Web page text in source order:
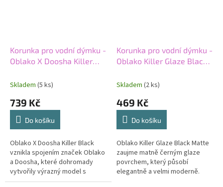
Korunka pro vodní dýmku -
Oblako X Doosha Killer
Skladem (5 ks)
739 Kč
Do košíku
Oblako X Doosha Killer Black
vznikla spojením značek Oblako
a Doosha, které dohromady
vytvořily výrazný model s
moderním tmavým designem.
Korunka pro vodní dýmku -
Oblako Killer Glaze Black
Skladem (2 ks)
469 Kč
Do košíku
Oblako Killer Glaze Black Matte
zaujme matně černým glaze
povrchem, který působí
elegantně a velmi moderně.